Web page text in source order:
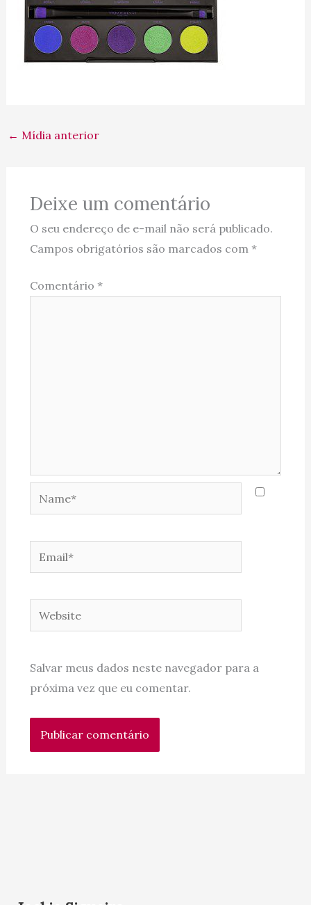
← Mídia anterior
Deixe um comentário
O seu endereço de e-mail não será publicado.
Campos obrigatórios são marcados com *
Comentário *
Name*
Email*
Website
Salvar meus dados neste navegador para a
próxima vez que eu comentar.